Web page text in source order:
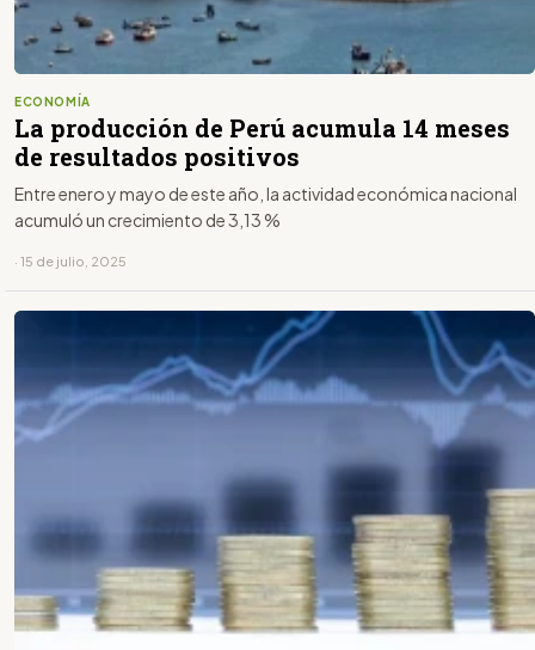
ECONOMÍA
La producción de Perú acumula 14 meses
de resultados positivos
Entre enero y mayo de este año, la actividad económica nacional
acumuló un crecimiento de 3,13 %
· 15 de julio, 2025